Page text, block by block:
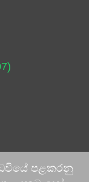
පළකරනු